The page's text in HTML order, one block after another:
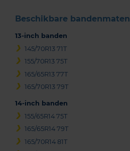
Beschikbare bandenmaten
13-inch banden
145/70R13 71T
155/70R13 75T
165/65R13 77T
165/70R13 79T
14-inch banden
155/65R14 75T
165/65R14 79T
165/70R14 81T